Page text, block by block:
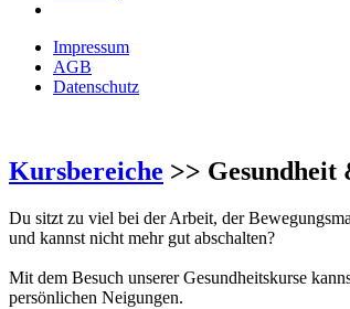
Impressum
AGB
Datenschutz
Kursbereiche >> Gesundheit
Du sitzt zu viel bei der Arbeit, der
und kannst nicht mehr gut abschalten?
Mit dem Besuch unserer Gesundheitskurse
persönlichen Neigungen.